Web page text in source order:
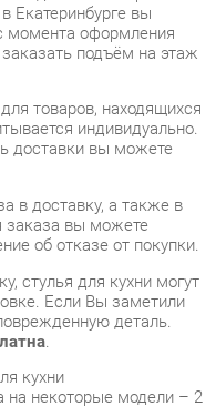
товаров, находящихся
индивидуально.
доставки вы можете
доставку, а также в
вы можете
об отказе от покупки.
для кухни могут
Если Вы заметили
деталь.
.
некоторые модели – 2
- это качественное